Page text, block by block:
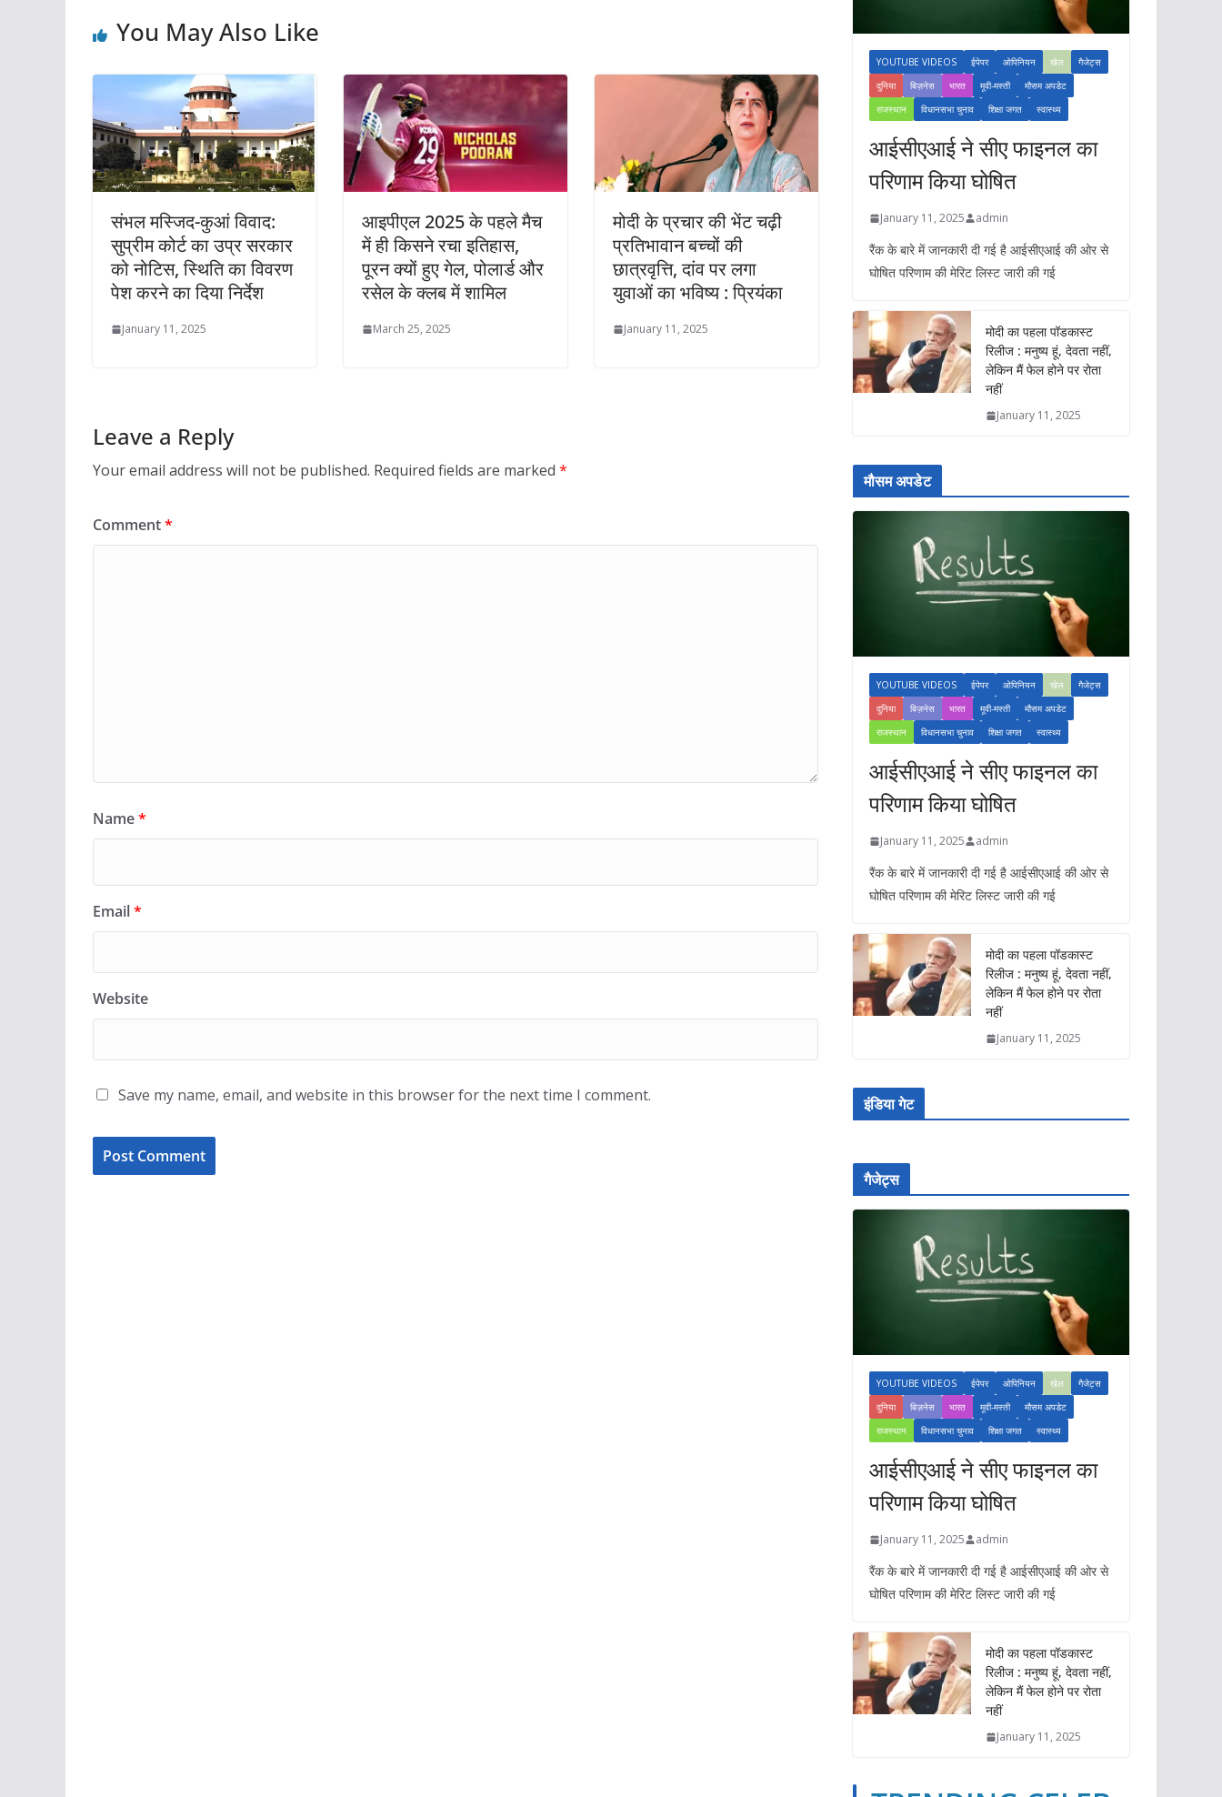
You May Also Like
संभल मस्जिद-कुआं विवाद:
सुप्रीम कोर्ट का उप्र सरकार
को नोटिस, स्थिति का विवरण
पेश करने का दिया निर्देश
January 11, 2025
आइपीएल 2025 के पहले मैच
में ही किसने रचा इतिहास,
पूरन क्यों हुए गेल, पोलार्ड और
रसेल के क्लब में शामिल
March 25, 2025
मोदी के प्रचार की भेंट चढ़ी
प्रतिभावान बच्चों की
छात्रवृत्ति, दांव पर लगा
युवाओं का भविष्य : प्रियंका
January 11, 2025
Leave a Reply
Your email address will not be published. Required fields are marked *
Comment*
Name*
Email*
Website
Save my name, email, and website in this browser for the next time I comment.
YOUTUBE VIDEOS ईपेपर ओपिनियन खेल
गैजेट्स
दुनिया
बिज़नेस भारत मूवी-मस्ती
मौसम अपडेट
राजस्थान
विधानसभा चुनाव शिक्षा जगत स्वास्थ्य
आईसीएआई ने सीए फाइनल का
परिणाम किया घोषित
January 11, 2025 admin
रैंक के बारे में जानकारी दी गई है आईसीएआई की ओर से
घोषित परिणाम की मेरिट लिस्ट जारी की गई
मोदी का पहला पॉडकास्ट
रिलीज : मनुष्य हूं, देवता नहीं,
लेकिन मैं फेल होने पर रोता
नहीं
January 11, 2025
मौसम अपडेट
YOUTUBE VIDEOS ईपेपर ओपिनियन खेल
गैजेट्स
दुनिया
बिज़नेस भारत मूवी-मस्ती
मौसम अपडेट
राजस्थान
विधानसभा चुनाव शिक्षा जगत स्वास्थ्य
आईसीएआई ने सीए फाइनल का
परिणाम किया घोषित
January 11, 2025 admin
रैंक के बारे में जानकारी दी गई है आईसीएआई की ओर से
घोषित परिणाम की मेरिट लिस्ट जारी की गई
मोदी का पहला पॉडकास्ट
रिलीज : मनुष्य हूं, देवता नहीं,
लेकिन मैं फेल होने पर रोता
नहीं
January 11, 2025
इंडिया गेट
गैजेट्स
YOUTUBE VIDEOS ईपेपर ओपिनियन खेल
गैजेट्स
दुनिया
बिज़नेस भारत मूवी-मस्ती
मौसम अपडेट
राजस्थान
विधानसभा चुनाव शिक्षा जगत स्वास्थ्य
आईसीएआई ने सीए फाइनल का
परिणाम किया घोषित
January 11, 2025 admin
रैंक के बारे में जानकारी दी गई है आईसीएआई की ओर से
घोषित परिणाम की मेरिट लिस्ट जारी की गई
मोदी का पहला पॉडकास्ट
रिलीज : मनुष्य हूं, देवता नहीं,
लेकिन मैं फेल होने पर रोता
नहीं
January 11, 2025